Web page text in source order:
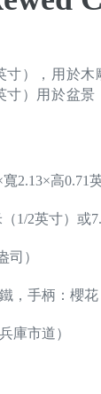
寸），用於木
寸）用於盆景
2.13×高0.71
1/2英寸）或
司）
，手柄：櫻花
庫市道）